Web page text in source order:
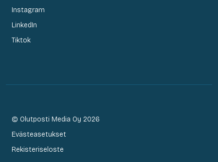
Instagram
LinkedIn
Tiktok
© Olutposti Media Oy 2026
Evästeasetukset
Rekisteriseloste